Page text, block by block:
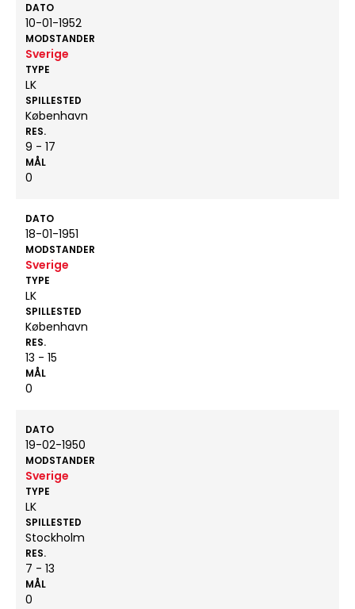
DATO
10-01-1952
MODSTANDER
Sverige
TYPE
LK
SPILLESTED
København
RES.
9 - 17
MÅL
0
DATO
18-01-1951
MODSTANDER
Sverige
TYPE
LK
SPILLESTED
København
RES.
13 - 15
MÅL
0
DATO
19-02-1950
MODSTANDER
Sverige
TYPE
LK
SPILLESTED
Stockholm
RES.
7 - 13
MÅL
0